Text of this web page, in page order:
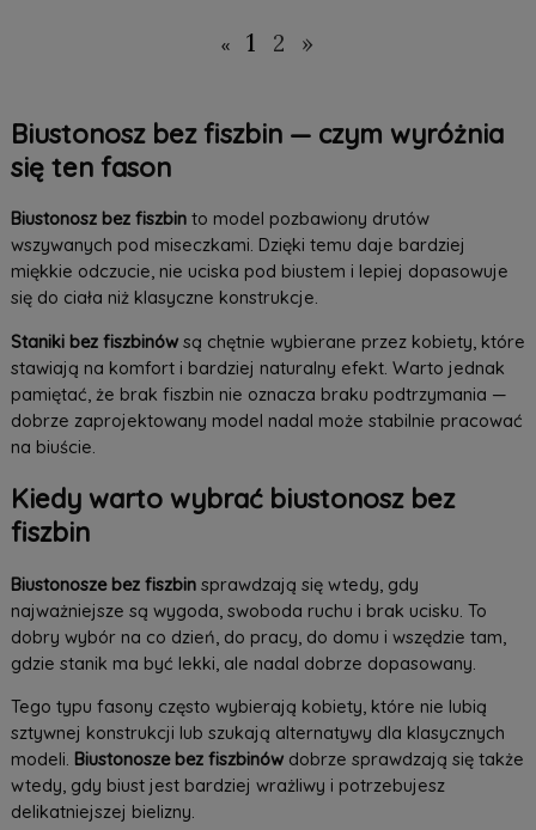
« 1 2 »
Biustonosz bez fiszbin — czym wyróżnia
się ten fason
Biustonosz bez fiszbinto model pozbawiony drutów
wszywanych pod miseczkami. Dzięki temu daje bardziej
miękkie odczucie, nie uciska pod biustem i lepiej dopasowuje
się do ciała niż klasyczne konstrukcje.
Staniki bez fiszbinówsą chętnie wybierane przez kobiety, które
stawiają na komfort i bardziej naturalny efekt. Warto jednak
pamiętać, że brak fiszbin nie oznacza braku podtrzymania —
dobrze zaprojektowany model nadal może stabilnie pracować
na biuście.
Kiedy warto wybrać biustonosz bez
fiszbin
Biustonosze bez fiszbinsprawdzają się wtedy, gdy
najważniejsze są wygoda, swoboda ruchu i brak ucisku. To
dobry wybór na co dzień, do pracy, do domu i wszędzie tam,
gdzie stanik ma być lekki, ale nadal dobrze dopasowany.
Tego typu fasony często wybierają kobiety, które nie lubią
sztywnej konstrukcji lub szukają alternatywy dla klasycznych
modeli. Biustonosze bez fiszbinówdobrze sprawdzają się także
wtedy, gdy biust jest bardziej wrażliwy i potrzebujesz
delikatniejszej bielizny.